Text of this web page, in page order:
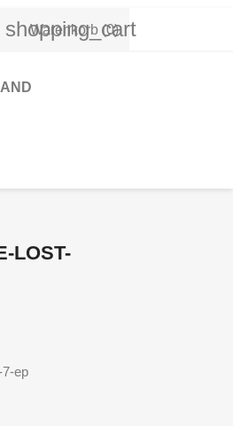
shopping_cart
Warenkorb (0)
LOST-
ep